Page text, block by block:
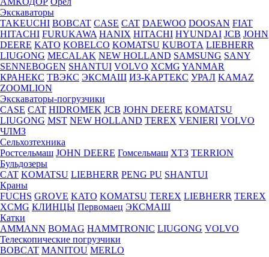
Экскаваторы
TAKEUCHI BOBCAT CASE CAT DAEWOO DOOSAN FIAT
HITACHI FURUKAWA HANIX HITACHI HYUNDAI JCB JOHN
DEERE KATO KOBELCO KOMATSU KUBOTА LIEBHERR
LIUGONG MECALAK NEW HOLLAND SAMSUNG SANY
SENNEBOGEN SHANTUI VOLVO XCMG YANMAR
КРАНЕКС ТВЭКС ЭКСМАШ ИЗ-КАРТЕКС УРАЛ KAMAZ
ZOOMLION
Экскаваторы-погрузчики
CASE CAT HIDROМEK JCB JOHN DEERE KOMATSU
LIUGONG MST NEW HOLLAND TEREX VENIERI VOLVO
ЧЛМЗ
Сельхозтехника
Ростсельмаш JOHN DEERE Гомсельмаш ХТЗ TERRION
Бульдозеры
CAT KOMATSU LIEBHERR PENG PU SHANTUI
Краны
FUCHS GROVE KATO KOMATSU TEREX LIEBHERR TEREX
XCMG КЛИНЦЫ Первомаец ЭКСМАШ
Катки
AMMANN BOMAG HAMMTRONIC LIUGONG VOLVO
Телескопические погрузчики
BOBCAT MANITOU MERLO